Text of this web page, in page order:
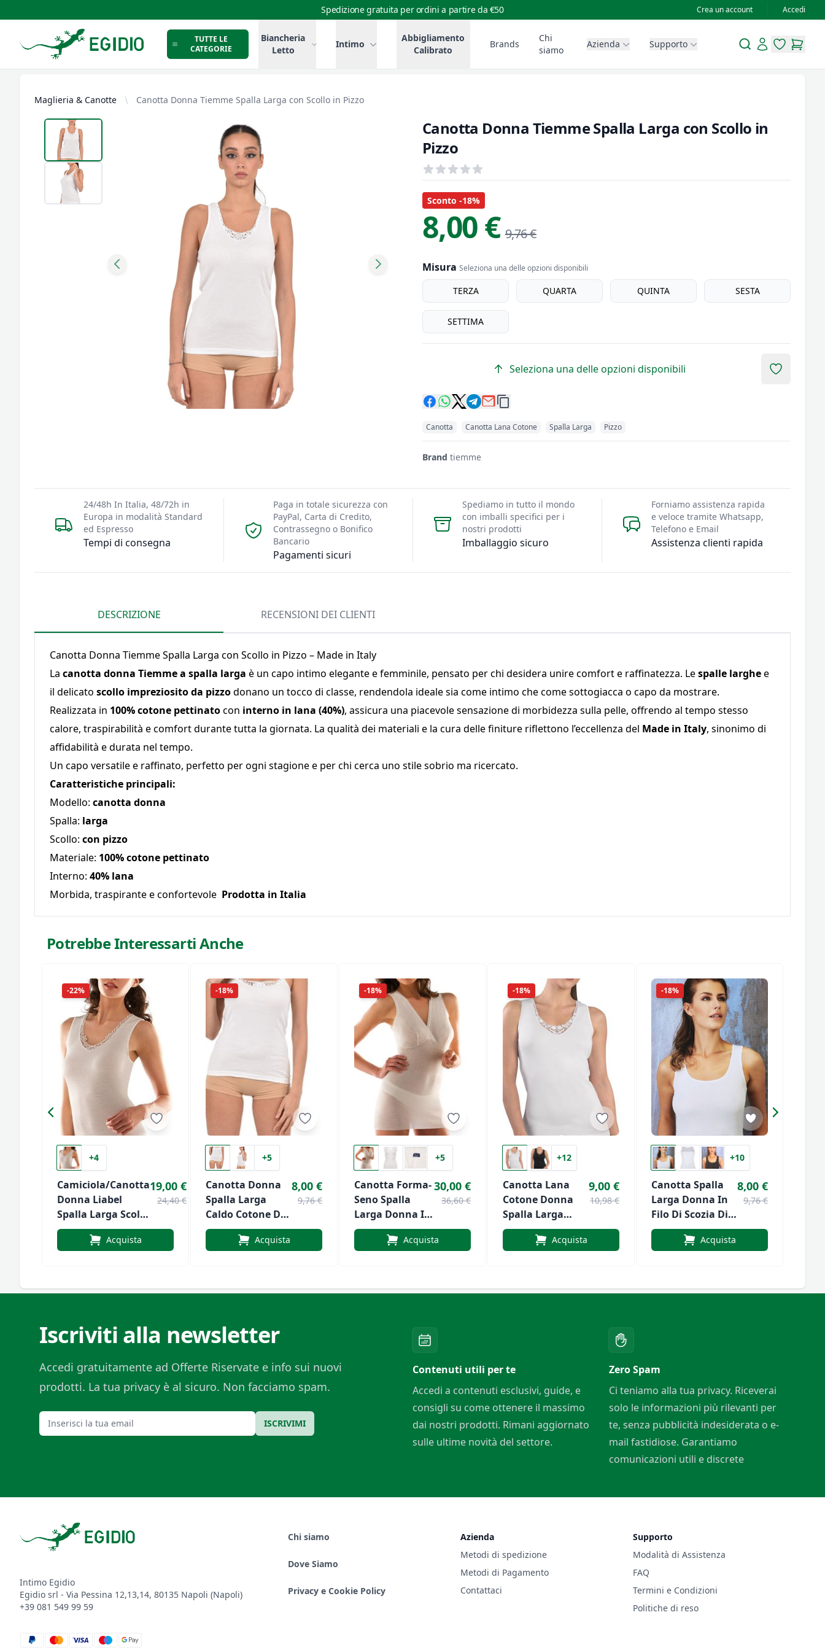
Spedizione gratuita per ordini a partire da €50 Crea un account Accedi
Intimo Egidio
TUTTE LE
CATEGORIE
Biancheria
Letto
Intimo
Abbigliamento
Calibrato
Brands
Chi
siamo
Azienda Supporto SearchAccount
items in
items
Maglieria & Canotte Canotta Donna Tiemme Spalla Larga con Scollo in Pizzo
Canotta Donna Tiemme Spalla Larga con Scollo in
Pizzo
Recensioni
out of 5 stars
Informazioni Prodotto
Descrizione riassuntiva
Sconto -18%
8,00 € 9,76 €
Misura Seleziona una delle opzioni disponibili
MisuraTERZA QUARTA QUINTA SESTA
SETTIMA
Seleziona una delle opzioni disponibili Add to
Canotta Canotta Lana Cotone Spalla Larga Pizzo
Brand tiemme
Tempi di consegna
24/48h In Italia, 48/72h in
Europa in modalità Standard
ed Espresso
Pagamenti sicuri
Paga in totale sicurezza con
PayPal, Carta di Credito,
Contrassegno o Bonifico
Bancario
Imballaggio sicuro
Spediamo in tutto il mondo
con imballi specifici per i
nostri prodotti
Assistenza clienti rapida
Forniamo assistenza rapida
e veloce tramite Whatsapp,
Telefono e Email
DESCRIZIONE RECENSIONI DEI CLIENTI
Canotta Donna Tiemme Spalla Larga con Scollo in Pizzo – Made in Italy
La canotta donna Tiemme a spalla larga è un capo intimo elegante e femminile, pensato per chi desidera unire comfort e raffinatezza. Lespalle larghee
il delicato scollo impreziosito da pizzodonano un tocco di classe, rendendola ideale sia come intimo che come sottogiacca o capo da mostrare.
Realizzata in 100% cotone pettinatocon interno in lana (40%), assicura una piacevole sensazione di morbidezza sulla pelle, offrendo al tempo stesso
calore, traspirabilità e comfort durante tutta la giornata. La qualità dei materiali e la cura delle finiture riflettono l’eccellenza del Made in Italy, sinonimo di
affidabilità e durata nel tempo.
Un capo versatile e raffinato, perfetto per ogni stagione e per chi cerca uno stile sobrio ma ricercato.
Caratteristiche principali:
Modello: canotta donna
Spalla: larga
Scollo: con pizzo
Materiale: 100% cotone pettinato
Interno: 40% lana
Morbida, traspirante e confortevole Prodotta in Italia
Potrebbe Interessarti Anche
-22%
+4
Camiciola/Canotta
Donna Liabel
Spalla Larga Scollo
A V 100% Cotone
Sulla Pelle - Lana
19,00 €
24,40 €
Acquista
-18%
+5
Canotta Donna
Spalla Larga
Caldo Cotone Di
Tiemme
8,00 €
9,76 €
Acquista
-18%
+5
Canotta Forma-
Seno Spalla
Larga Donna In
Lana Di Liabel
30,00 €
36,60 €
Acquista
-18%
+12
Canotta Lana
Cotone Donna
Spalla Larga
Nottingham Art.
9,00 €
10,98 €
Acquista
-18%
+10
Canotta Spalla
Larga Donna In
Filo Di Scozia Di
ESSE SPERONI
8,00 €
9,76 €
Acquista
Iscriviti alla newsletter
Accedi gratuitamente ad Offerte Riservate e info sui nuovi
prodotti. La tua privacy è al sicuro. Non facciamo spam.
Email ISCRIVIMI
Contenuti utili per te
Accedi a contenuti esclusivi, guide, e
consigli su come ottenere il massimo
dai nostri prodotti. Rimani aggiornato
sulle ultime novità del settore.
Zero Spam
Ci teniamo alla tua privacy. Riceverai
solo le informazioni più rilevanti per
te, senza pubblicità indesiderata o e-
mail fastidiose. Garantiamo
comunicazioni utili e discrete
Intimo Egidio
Egidio srl - Via Pessina 12,13,14, 80135 Napoli (Napoli)
+39 081 549 99 59
paypal
mastercard
visa
maestro
google_pay
Chi siamo
Dove Siamo
Privacy e Cookie Policy
Azienda
Metodi di spedizione
Metodi di Pagamento
Contattaci
Supporto
Modalità di Assistenza
FAQ
Termini e Condizioni
Politiche di reso